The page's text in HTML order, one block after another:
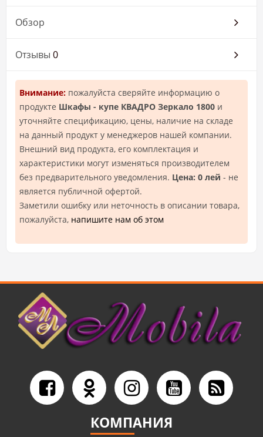
Обзор
Отзывы 0
Внимание: пожалуйста сверяйте информацию о
продукте Шкафы - купе КВАДРО Зеркало 1800 и
уточняйте спецификацию, цены, наличие на складе
на данный продукт у менеджеров нашей компании.
Внешний вид продукта, его комплектация и
характеристики могут изменяться производителем
без предварительного уведомления. Цена: 0 лей - не
является публичной офертой.
Заметили ошибку или неточность в описании товара,
пожалуйста, напишите нам об этом
КОМПАНИЯ